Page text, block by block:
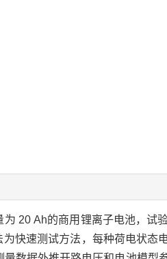
20 Ah的商用锂离子电池，试
快速测试方法，每种荷电状态